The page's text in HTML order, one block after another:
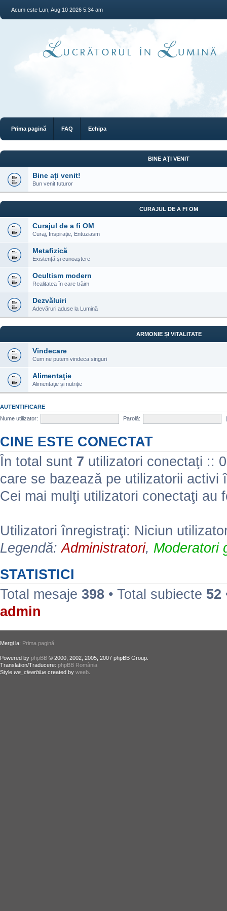
Acum este Lun, Aug 10 2026 5:34 am
Prima pagină FAQ Echipa
BINE AȚI VENIT
Bine ați venit!
Bun venit tuturor
CURAJUL DE A FI OM
Curajul de a fi OM
Curaj, Inspirație, Entuziasm
Metafizică
Existență și cunoaștere
Ocultism modern
Realitatea în care trăim
Dezvăluiri
Adevăruri aduse la Lumină
ARMONIE ȘI VITALITATE
Vindecare
Cum ne putem vindeca singuri
Alimentaţie
Alimentaţie şi nutriţie
AUTENTIFICARE
Nume utilizator:
Parolă:
CINE ESTE CONECTAT
În total sunt 7 utilizatori conectaţi ::
care se bazează pe utilizatorii activi
Cei mai mulţi utilizatori conectaţi au
Utilizatori înregistraţi: Niciun
Legendă:Administratori, Moderatori
STATISTICI
Total mesaje 398 • Total subiecte 52
admin
Mergi la: Prima pagină
Powered by phpBB © 2000, 2002, 2005, 2007 phpBB Group.
Translation/Traducere: phpBB România
Style we_clearblue created by weeb